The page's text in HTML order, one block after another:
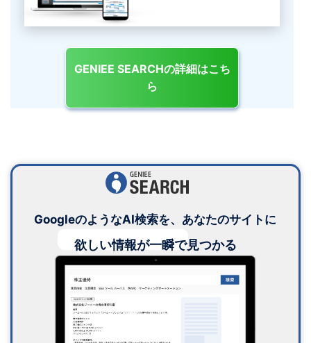
GENIEE SEARCHの詳細はこち
ら
GoogleのようなAI検索を、あなたのサイトに
欲しい情報が一瞬で見つかる